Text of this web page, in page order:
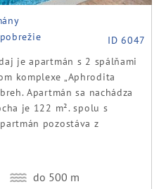
ID 6047
je apartmán s 2 spálňami
komplexe „Aphrodita
Apartmán sa nachádza
je 122 m². spolu s
pozostáva z
do 500 m